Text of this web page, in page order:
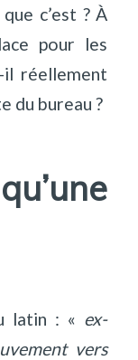
c’est ? À
pour les
réellement
du bureau ?
latin : « ex-
vers